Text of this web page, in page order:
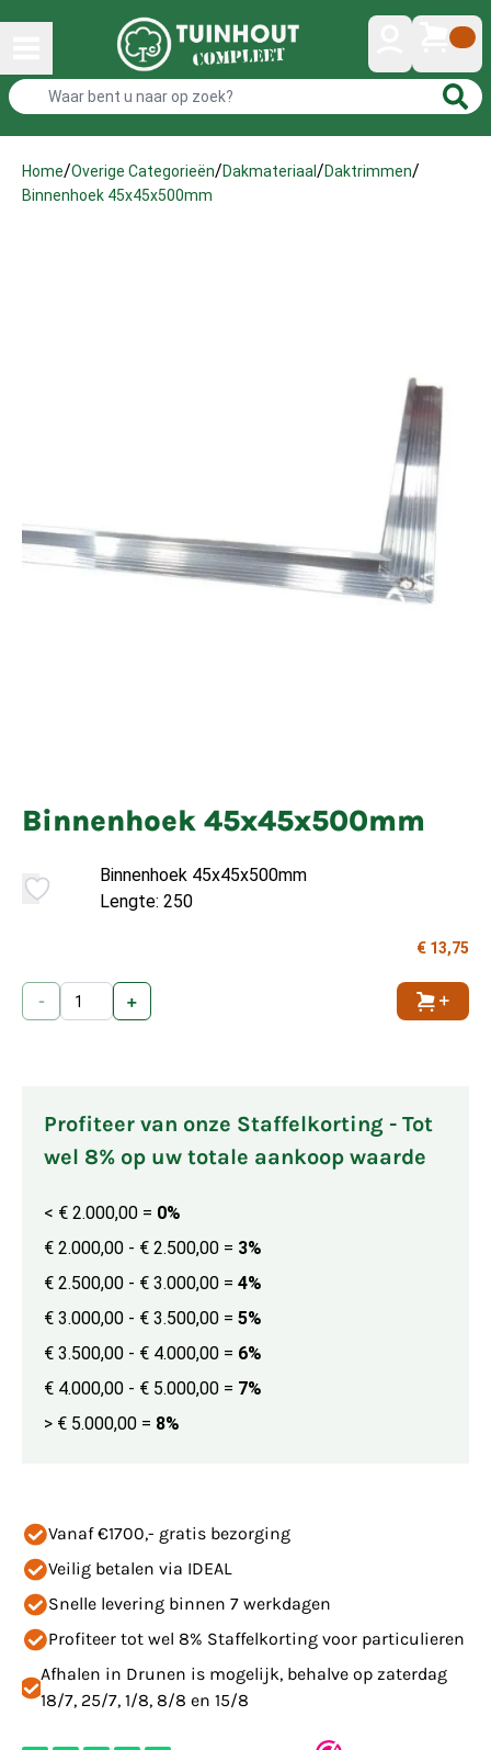
Home/Overige Categorieën/Dakmateriaal /Daktrimmen/
Binnenhoek 45x45x500mm
Binnenhoek 45x45x500mm
Binnenhoek 45x45x500mm
Lengte: 250
€ 13,75
- +
Profiteer van onze Staffelkorting - Tot
wel 8% op uw totale aankoop waarde
< € 2.000,00 = 0%
€ 2.000,00 - € 2.500,00 = 3%
€ 2.500,00 - € 3.000,00 = 4%
€ 3.000,00 - € 3.500,00 = 5%
€ 3.500,00 - € 4.000,00 = 6%
€ 4.000,00 - € 5.000,00 = 7%
> € 5.000,00 = 8%
Vanaf €1700,- gratis bezorging
Veilig betalen via IDEAL
Snelle levering binnen 7 werkdagen
Profiteer tot wel 8% Staffelkorting voor particulieren
Afhalen in Drunen is mogelijk, behalve op zaterdag
18/7, 25/7, 1/8, 8/8 en 15/8